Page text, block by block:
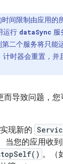
时间限制由应用的
运行 dataSync 服
第二个服务将只能
计时器会重置，
而导致问题，
现新的
当您的应用收
。（